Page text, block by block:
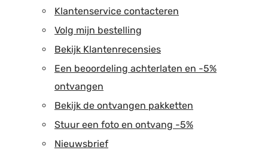
Klantenservice contacteren
Volg mijn bestelling
Bekijk Klantenrecensies
Een beoordeling achterlaten en -5%
ontvangen
Bekijk de ontvangen pakketten
Stuur een foto en ontvang -5%
Nieuwsbrief